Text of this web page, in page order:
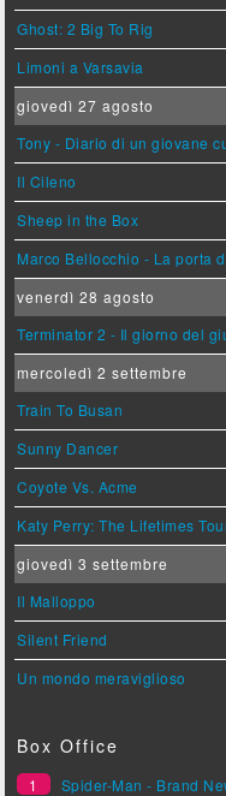
Ghost: 2 Big To Rig
Limoni a Varsavia
giovedì 27 agosto
Tony - Diario di un giovane
Il Cileno
Sheep in the Box
Marco Bellocchio - La porta
venerdì 28 agosto
Terminator 2 - Il giorno del
mercoledì 2 settembre
Train To Busan
Sunny Dancer
Coyote Vs. Acme
Katy Perry: The Lifetimes
giovedì 3 settembre
Il Malloppo
Silent Friend
Un mondo meraviglioso
Box Office
1
Spider-Man - Brand